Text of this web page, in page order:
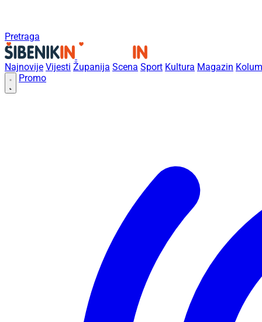
Pretraga
Najnovije Vijesti Županija Scena Sport Kultura Magazin
Promo